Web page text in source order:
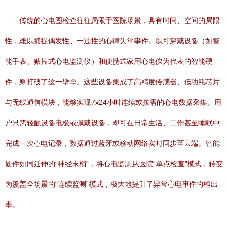
传统的心电图检查往往局限于医院场景，具有时间、空间的局限
性，难以捕捉偶发性、一过性的心律失常事件。以可穿戴设备（如智
能手表、贴片式心电监测仪）和便携式家用心电仪为代表的智能硬
件，则打破了这一壁垒。这些设备集成了高精度传感器、低功耗芯片
与无线通信模块，能够实现7x24小时连续或按需的心电数据采集。用
户只需轻触设备电极或佩戴设备，即可在日常生活、工作甚至睡眠中
完成一次心电记录，数据通过蓝牙或移动网络实时同步至云端。智能
硬件如同延伸的“神经末梢”，将心电监测从医院“单点检查”模式，转变
为覆盖全场景的“连续监测”模式，极大地提升了异常心电事件的检出
率。